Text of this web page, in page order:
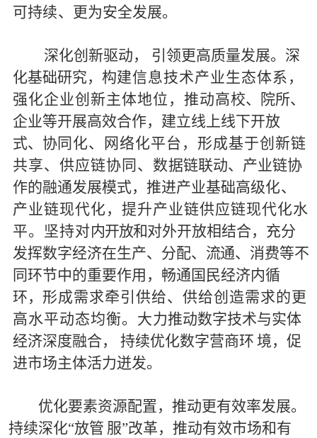
可持续、更为安全发展。
深化创新驱动， 引领更高质量发展。 深
化基础研究，构建信息技术产业生态体系，
强化企业创新主体地位，推动高校、院所、
企业等开展高效合作， 建立线上线下开放
式、协同 化、网络化平台，形成基于创新链
共享、供应链协同、数据链联动、产业链协
作的融通发展模式， 推进产业基础高级化、
产业链现代化，提升产业链供应链现代化水
平。坚持对内开放和对外开放相结合， 充分
发挥数字经济在生产、分配、 流通、消费等不
同环节中的重要作用， 畅通国民经济内循
环， 形成需求牵引供给、供给创造需求的更
高水平动态均衡。大力推动数字技术与实体
经济深度融合， 持续优化数字营商环 境，促
进市场主体活力迸发。
优化要素资源配置，推动更有效率发展。
持续深化“放管 服”改革， 推动有效市场和有